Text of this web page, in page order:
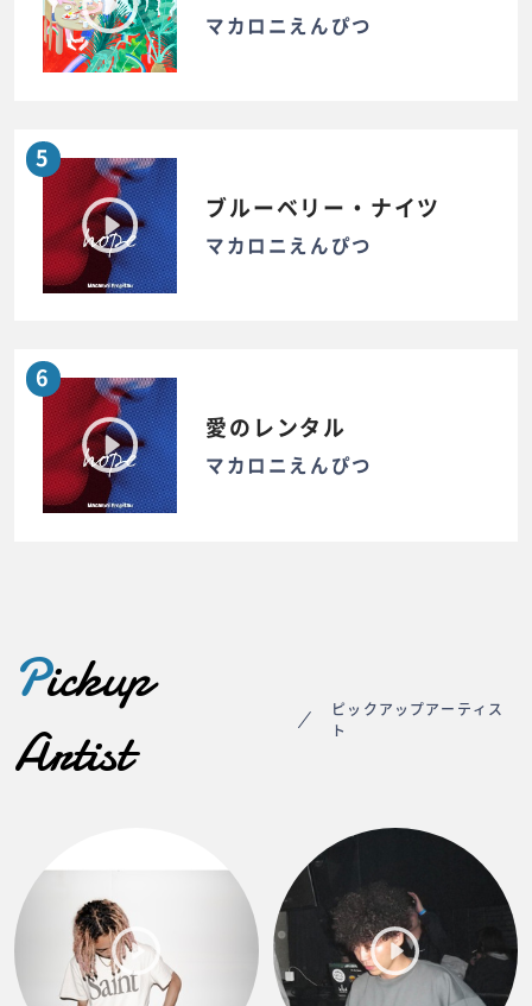
マカロニえんぴつ
5
ブルーベリー・ナイツ
マカロニえんぴつ
6
愛のレンタル
マカロニえんぴつ
Pickup
Artist
ピックアップアーティス
ト